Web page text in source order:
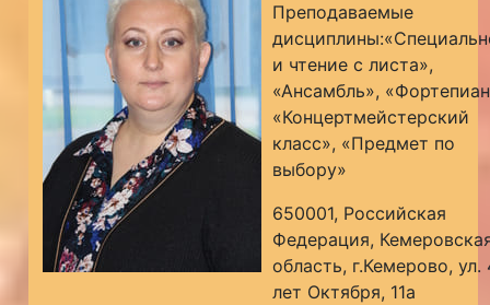
Преподаваемые
и чтение с листа»,
«Ансамбль»,
«Концертмейстерский
класс», «Предмет по
выбору»
650001, Российская
Федерация,
область, г.Кемерово, ул.
лет Октября, 11а